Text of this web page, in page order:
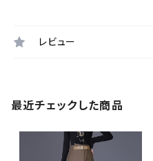
レビュー
最近チェックした商品